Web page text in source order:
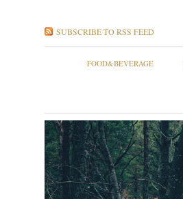
SUBSCRIBE TO RSS FEED
FOOD&BEVERAGE